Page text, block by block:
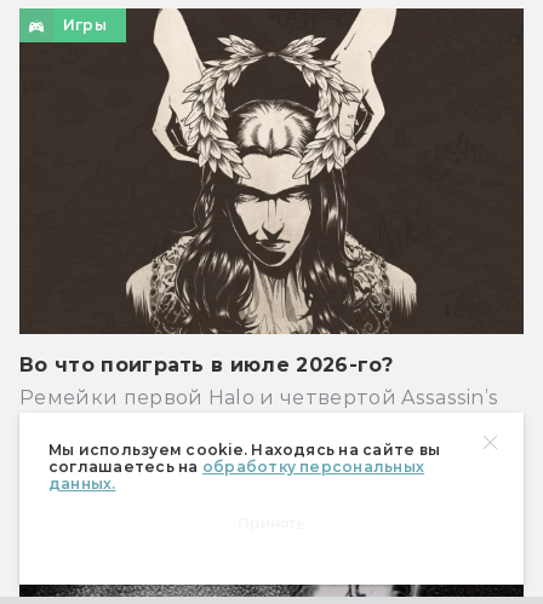
Мы используем cookie. Находясь на сайте вы
соглашаетесь на обработку персональных
данных.
Игры
Во что поиграть в июле 2026-го?
Ремейки первой Halo и четвертой Assassin’s
экшен, постапокалиптический трюковой
платформер, соулслайк про динозавра,
продолжение The Life and Suffering of Sir